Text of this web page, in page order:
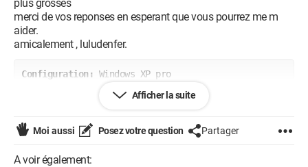
plus grosses
merci de vos reponses en esperant que vous pourrez me m
aider.
amicalement , luludenfer.
Configuration: Windows XP pro
Internet Explorer 6.0
Afficher la suite
Moi aussi Posez votre question Partager
A voir également: